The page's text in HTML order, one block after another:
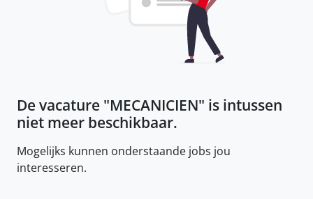
De vacature "MECANICIEN" is intussen
niet meer beschikbaar.
Mogelijks kunnen onderstaande jobs jou
interesseren.